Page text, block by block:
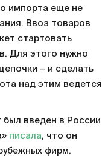
импорта еще не
Ввоз товаров
стартовать
Для этого нужно
– и сделать
над этим ведется
был введен в России
писала, что он
фирм.